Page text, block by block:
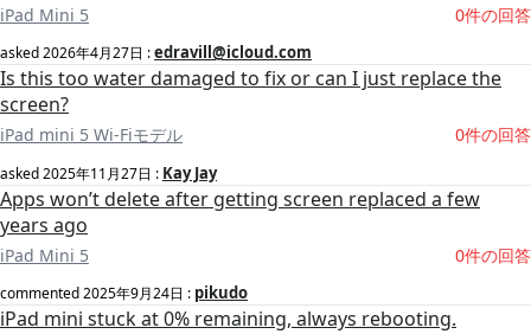
iPad Mini 5 0件の回答
asked2026年4月27日 :edravill@icloud.com
Is this too water damaged to fix or can I just replace the
screen?
iPad mini 5 Wi-Fiモデル 0件の回答
asked2025年11月27日 : Kay Jay
Apps won’t delete after getting screen replaced a few
years ago
iPad Mini 5 0件の回答
commented2025年9月24日 : pikudo
iPad mini stuck at 0% remaining, always rebooting.